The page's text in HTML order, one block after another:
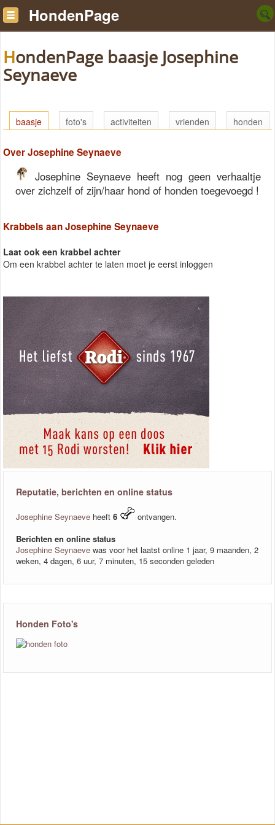
HondenPage
HondenPage baasje Josephine
Seynaeve
baasje foto's activiteiten vrienden honden
Over Josephine Seynaeve
Josephine Seynaeve heeft nog geen verhaaltje
over zichzelf of zijn/haar hond of honden toegevoegd !
Krabbels aan Josephine Seynaeve
Laat ook een krabbel achter
Om een krabbel achter te laten moet je eerst inloggen
Reputatie, berichten en online status
Josephine Seynaeve heeft 6
ontvangen.
Berichten en online status
Josephine Seynaeve was voor het laatst online 1 jaar, 9 maanden, 2
weken, 4 dagen, 6 uur, 7 minuten, 15 seconden geleden
Honden Foto's